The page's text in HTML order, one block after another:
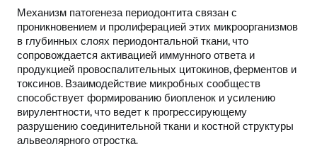
Механизм патогенеза периодонтита связан с
проникновением и пролиферацией этих микроорганизмов
в глубинных слоях периодонтальной ткани, что
сопровождается активацией иммунного ответа и
продукцией провоспалительных цитокинов, ферментов и
токсинов. Взаимодействие микробных сообществ
способствует формированию биопленок и усилению
вирулентности, что ведет к прогрессирующему
разрушению соединительной ткани и костной структуры
альвеолярного отростка.